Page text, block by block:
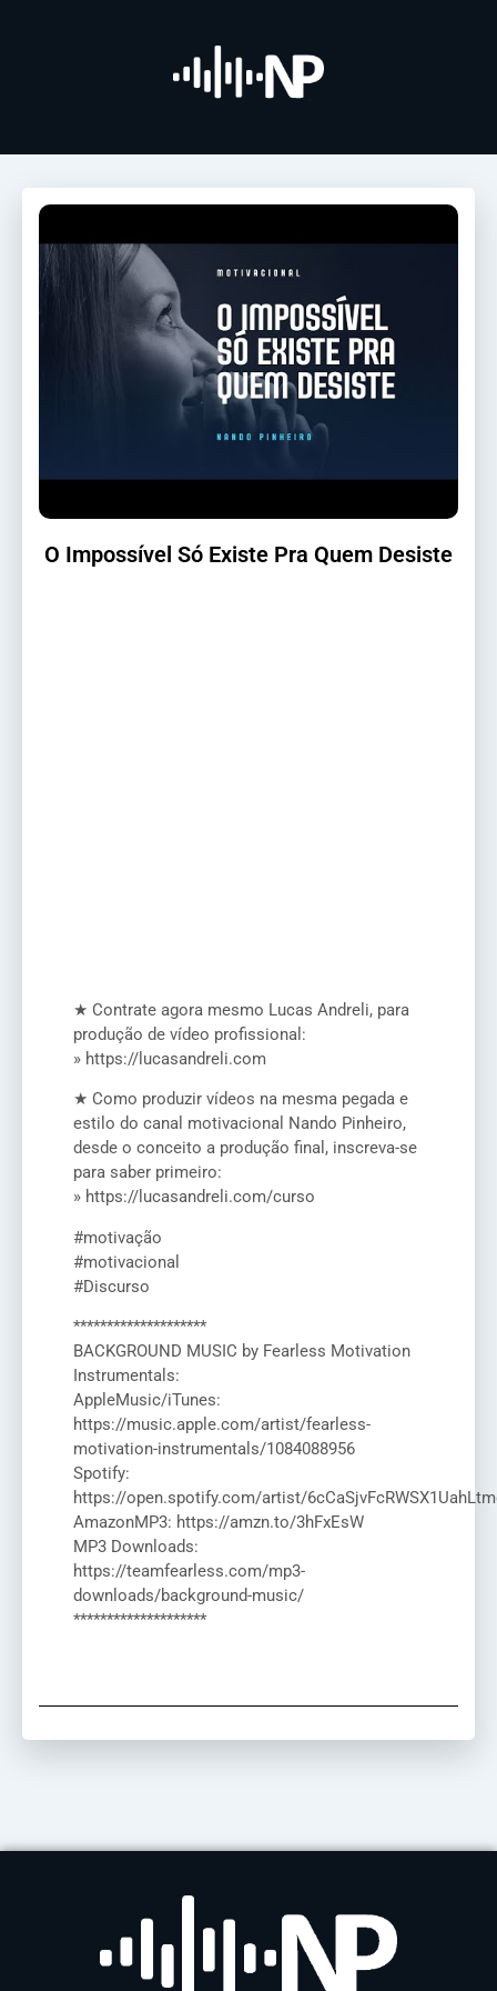
O Impossível Só Existe Pra Quem Desiste
★ Contrate agora mesmo Lucas Andreli, para
produção de vídeo profissional:
» https://lucasandreli.com
★ Como produzir vídeos na mesma pegada e
estilo do canal motivacional Nando Pinheiro,
desde o conceito a produção final, inscreva-se
para saber primeiro:
» https://lucasandreli.com/curso
#motivação
#motivacional
#Discurso
********************
BACKGROUND MUSIC by Fearless Motivation
Instrumentals:
AppleMusic/iTunes:
https://music.apple.com/artist/fearless-
motivation-instrumentals/1084088956
Spotify:
https://open.spotify.com/artist/
AmazonMP3: https://amzn.to/3hFxEsW
MP3 Downloads:
https://teamfearless.com/mp3-
downloads/background-music/
********************